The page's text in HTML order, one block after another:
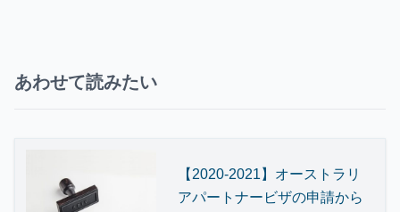
あわせて読みたい
【2020-2021】オーストラリ
アパートナービザの申請から